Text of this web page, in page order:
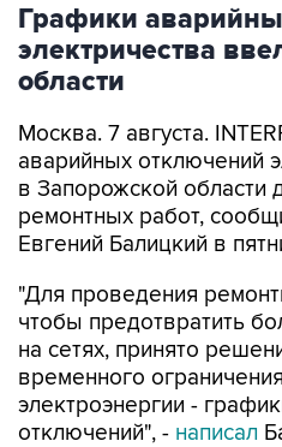
Графики
электричества
области
Москва. 7 августа.
аварийных отключений
в Запорожской области
ремонтных работ,
Евгений Балицкий в
"Для проведения
чтобы предотвратить
на сетях, принято
временного
электроэнергии -
отключений", - написал